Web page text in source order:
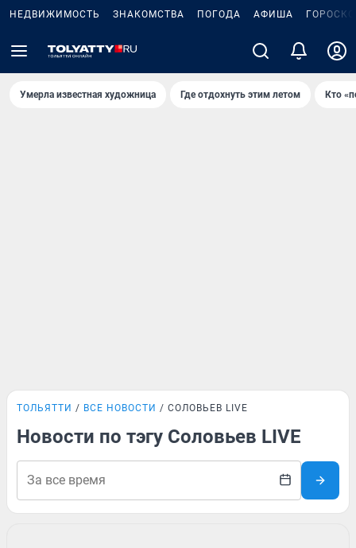
НЕДВИЖИМОСТЬ ЗНАКОМСТВА ПОГОДА АФИША
Умерла известная художница Где отдохнуть этим летом Кто
ТОЛЬЯТТИ ВСЕ НОВОСТИ СОЛОВЬЕВ LIVE
Новости по тэгу Соловьев LIVE